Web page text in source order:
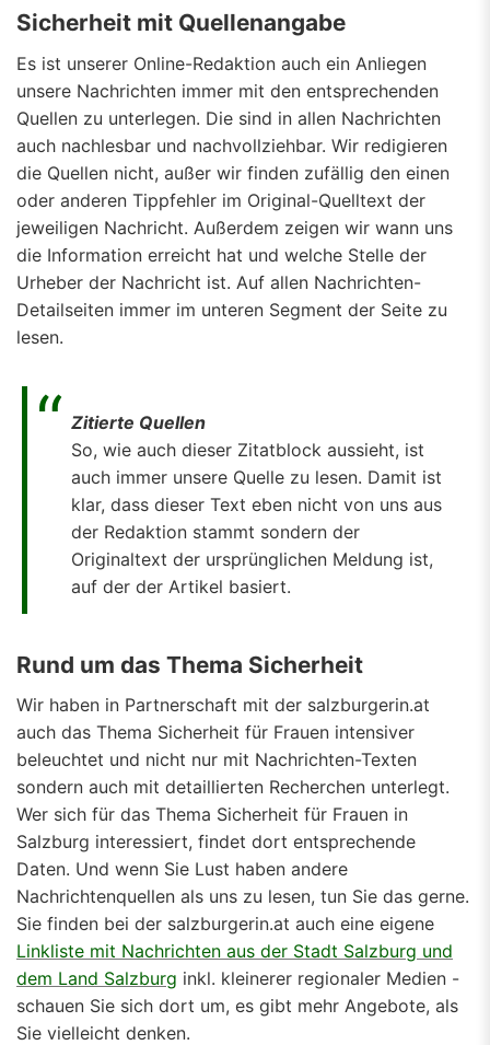
Sicherheit mit Quellenangabe
Es ist unserer Online-Redaktion auch ein Anliegen
unsere Nachrichten immer mit den entsprechenden
Quellen zu unterlegen. Die sind in allen Nachrichten
auch nachlesbar und nachvollziehbar. Wir redigieren
die Quellen nicht, außer wir finden zufällig den einen
oder anderen Tippfehler im Original-Quelltext der
jeweiligen Nachricht. Außerdem zeigen wir wann uns
die Information erreicht hat und welche Stelle der
Urheber der Nachricht ist. Auf allen Nachrichten-
Detailseiten immer im unteren Segment der Seite zu
lesen.
Zitierte Quellen
So, wie auch dieser Zitatblock aussieht, ist
auch immer unsere Quelle zu lesen. Damit ist
klar, dass dieser Text eben nicht von uns aus
der Redaktion stammt sondern der
Originaltext der ursprünglichen Meldung ist,
auf der der Artikel basiert.
Rund um das Thema Sicherheit
Wir haben in Partnerschaft mit der salzburgerin.at
auch das Thema Sicherheit für Frauen intensiver
beleuchtet und nicht nur mit Nachrichten-Texten
sondern auch mit detaillierten Recherchen unterlegt.
Wer sich für das Thema Sicherheit für Frauen in
Salzburg interessiert, findet dort entsprechende
Daten. Und wenn Sie Lust haben andere
Nachrichtenquellen als uns zu lesen, tun Sie das gerne.
Sie finden bei der salzburgerin.at auch eine eigene
Linkliste mit Nachrichten aus der Stadt Salzburg und
dem Land Salzburg inkl. kleinerer regionaler Medien -
schauen Sie sich dort um, es gibt mehr Angebote, als
Sie vielleicht denken.